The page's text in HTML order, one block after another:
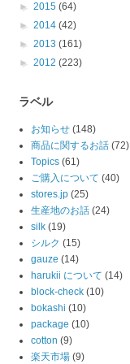
► 2015 (64)
► 2014 (42)
► 2013 (161)
► 2012 (223)
ラベル
お知らせ (148)
商品に関するお話 (72)
Topics (61)
ご購入について (40)
stores.jp (25)
生産地のお話 (24)
silk (19)
シルク (15)
gauze (14)
harukii について (14)
block-check (10)
bokashi (10)
package (10)
cotton (9)
楽天市場 (9)